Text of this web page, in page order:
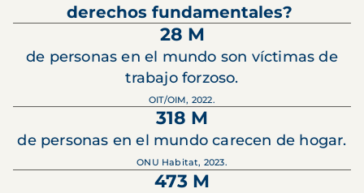
derechos fundamentales?
28 M
de personas en el mundo son víctimas de
trabajo forzoso.
OIT/OIM, 2022.
318 M
de personas en el mundo carecen de hogar.
ONU Habitat, 2023.
473 M